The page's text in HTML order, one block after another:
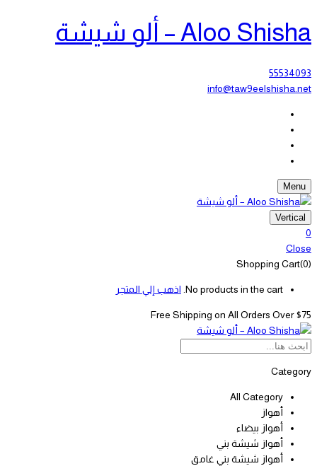
Aloo Shisha – ألو شيشة
55534093
info@taw9eelshisha.net
Menu
Vertical
0
Close
Shopping Cart(0)
No products in the cart. اذهب إلي المتجر
Free Shipping on All Orders Over $75
Category
All Category
أهواز
أهواز بيضاء
أهواز شيشة بني
أهواز شيشة بني غامق